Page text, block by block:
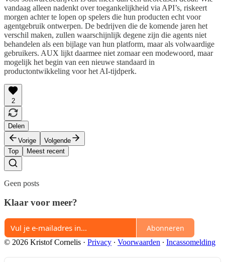
vandaag alleen nadenkt over toegankelijkheid via API’s, riskeert
morgen achter te lopen op spelers die hun producten echt voor
agentgebruik ontwerpen. De bedrijven die de komende jaren het
verschil maken, zullen waarschijnlijk degene zijn die agents niet
behandelen als een bijlage van hun platform, maar als volwaardige
gebruikers. AUX lijkt daarmee niet zomaar een modewoord, maar
mogelijk het begin van een nieuwe standaard in
productontwikkeling voor het AI-tijdperk.
2
Delen
Vorige
Volgende
Top
Meest recent
Geen posts
Klaar voor meer?
Abonneren
© 2026 Kristof Cornelis · Privacy ∙ Voorwaarden ∙ Incassomelding